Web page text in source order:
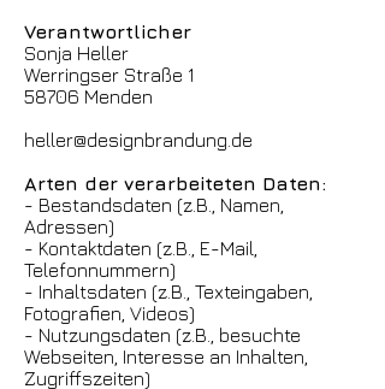
Verantwortlicher
Sonja Heller
Werringser Straße 1
58706 Menden
heller@designbrandung.de
Arten der verarbeiteten Daten:
- Bestandsdaten (z.B., Namen,
Adressen)
- Kontaktdaten (z.B., E-Mail,
Telefonnummern)
- Inhaltsdaten (z.B., Texteingaben,
Fotografien, Videos)
- Nutzungsdaten (z.B., besuchte
Webseiten, Interesse an Inhalten,
Zugriffszeiten)